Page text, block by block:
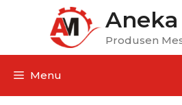
Produsen
Menu